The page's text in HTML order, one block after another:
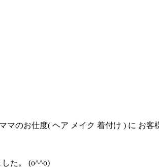
のお仕度( ヘア メイク 着付け ) に お客
た。 (o^^o)